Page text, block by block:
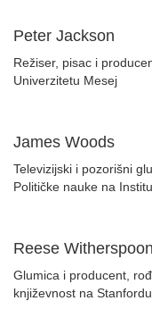
Peter Jackson
Režiser, pisac i
Univerzitetu Mesej
James Woods
Televizijski i pozorišni
Političke nauke na
Reese Witherspoon
Glumica i producent,
književnost na Stanfordu